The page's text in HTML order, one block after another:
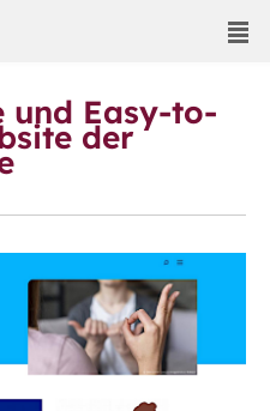
und Easy-to-
der